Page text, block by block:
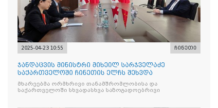
2025-04-23 10:55 ჩინეთი
ჯანდაცვის მინისტრი მიხეილ სარჯველაძე
საქართველოში ჩინეთის ელჩს შეხვდა
მხარეებმა ორმხრივი თანამშრომლობისა და
საქართველოში სხვადასხვა საზოგადოებრივი